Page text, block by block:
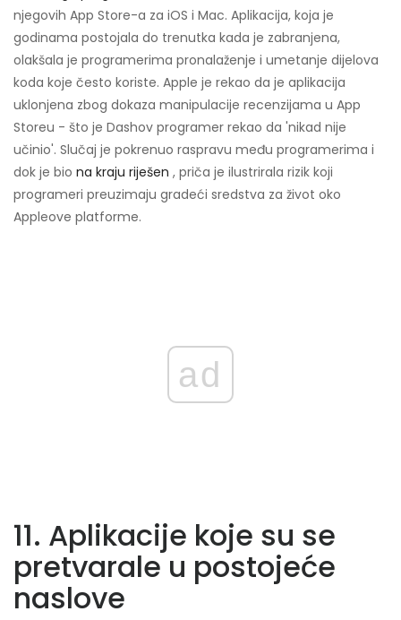
njegovih App Store-a za iOS i Mac. Aplikacija, koja je
godinama postojala do trenutka kada je zabranjena,
olakšala je programerima pronalaženje i umetanje dijelova
koda koje često koriste. Apple je rekao da je aplikacija
uklonjena zbog dokaza manipulacije recenzijama u App
Storeu - što je Dashov programer rekao da 'nikad nije
učinio'. Slučaj je pokrenuo raspravu među programerima i
dok je bio na kraju riješen , priča je ilustrirala rizik koji
programeri preuzimaju gradeći sredstva za život oko
Appleove platforme.
ad
11. Aplikacije koje su se
pretvarale u postojeće
naslove